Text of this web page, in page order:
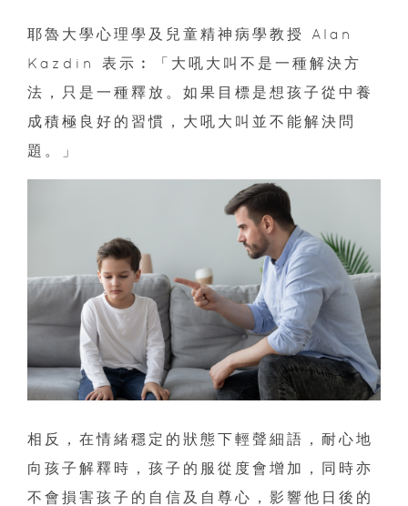
耶魯大學心理學及兒童精神病學教授 Alan
Kazdin 表示︰「大吼大叫不是一種解決方
法，只是一種釋放。如果目標是想孩子從中養
成積極良好的習慣，大吼大叫並不能解決問
題。」
相反，在情緒穩定的狀態下輕聲細語，耐心地
向孩子解釋時，孩子的服從度會增加，同時亦
不會損害孩子的自信及自尊心，影響他日後的